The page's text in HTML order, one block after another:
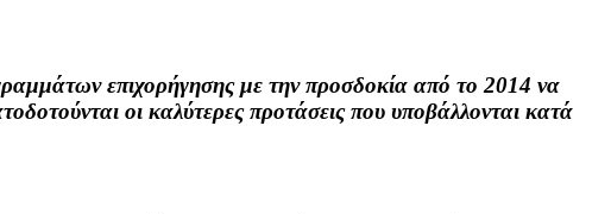
επιχορήγησης με την προσδοκία από το 2014 να
οι καλύτερες προτάσεις που υποβάλλονται κατά